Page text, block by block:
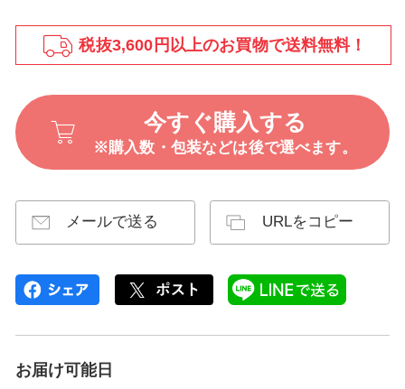
税抜3,600円以上のお買物で送料無料！
今すぐ購入する
※購入数・包装などは後で選べます。
メールで送る URLをコピー
お届け可能日